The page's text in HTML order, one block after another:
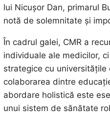
lui Nicușor Dan, primarul
notă de solemnitate și
În cadrul galei, CMR a
individuale ale medicilor,
strategice cu
colaborarea dintre
abordare holistică este
unui sistem de sănătate